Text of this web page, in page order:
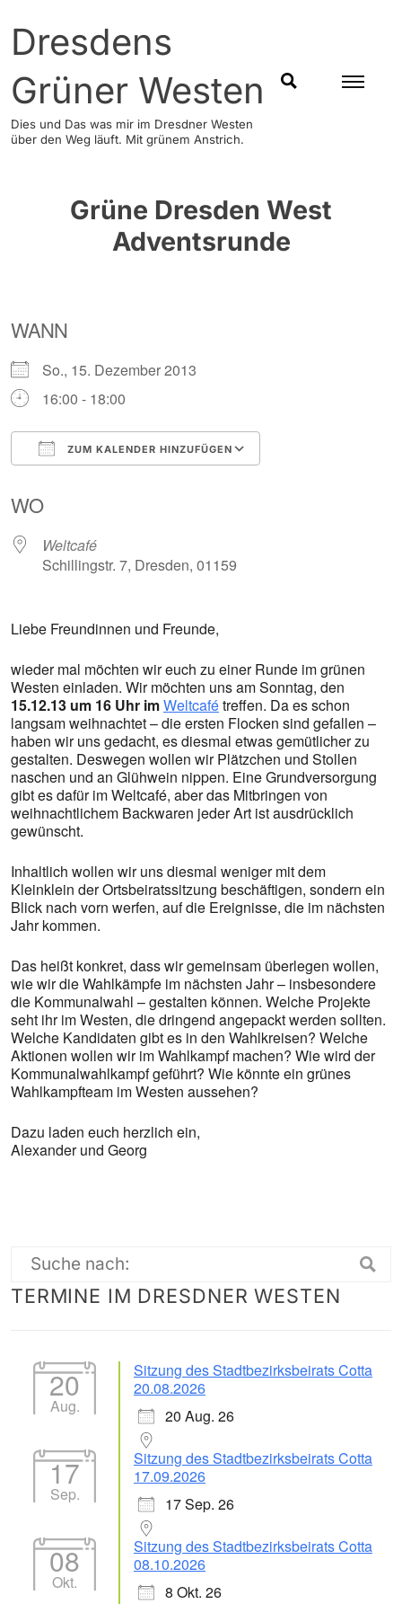
content
Dresdens
Grüner Westen
Dies und Das was mir im Dresdner Westen
über den Weg läuft. Mit grünem Anstrich.
SUCHEN
Grüne Dresden West
Adventsrunde
WANN
So., 15. Dezember 2013
16:00 - 18:00
ZUM KALENDER HINZUFÜGEN
WO
Weltcafé
Schillingstr. 7, Dresden, 01159
Liebe Freundinnen und Freunde,
wieder mal möchten wir euch zu einer Runde im grünen
Westen einladen. Wir möchten uns am Sonntag, den
15.12.13 um 16 Uhr imWeltcafétreffen. Da es schon
langsam weihnachtet – die ersten Flocken sind gefallen –
haben wir uns gedacht, es diesmal etwas gemütlicher zu
gestalten. Deswegen wollen wir Plätzchen und Stollen
naschen und an Glühwein nippen. Eine Grundversorgung
gibt es dafür im Weltcafé, aber das Mitbringen von
weihnachtlichem Backwaren jeder Art ist ausdrücklich
gewünscht.
Inhaltlich wollen wir uns diesmal weniger mit dem
Kleinklein der Ortsbeiratssitzung beschäftigen, sondern ein
Blick nach vorn werfen, auf die Ereignisse, die im nächsten
Jahr kommen.
Das heißt konkret, dass wir gemeinsam überlegen wollen,
wie wir die Wahlkämpfe im nächsten Jahr – insbesondere
die Kommunalwahl – gestalten können. Welche Projekte
seht ihr im Westen, die dringend angepackt werden sollten.
Welche Kandidaten gibt es in den Wahlkreisen? Welche
Aktionen wollen wir im Wahlkampf machen? Wie wird der
Kommunalwahlkampf geführt? Wie könnte ein grünes
Wahlkampfteam im Westen aussehen?
Dazu laden euch herzlich ein,
Alexander und Georg
Suche
nach:
TERMINE IM DRESDNER WESTEN
20
Aug.
Sitzung des Stadtbezirksbeirats Cotta
20.08.2026
20 Aug. 26
17
Sep.
Sitzung des Stadtbezirksbeirats Cotta
17.09.2026
17 Sep. 26
08
Okt.
Sitzung des Stadtbezirksbeirats Cotta
08.10.2026
8 Okt. 26